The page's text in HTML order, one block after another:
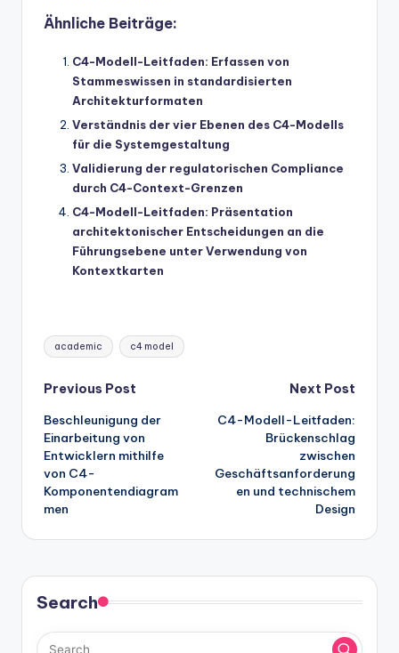
Ähnliche Beiträge:
C4-Modell-Leitfaden: Erfassen von
Stammeswissen in standardisierten
Architekturformaten
Verständnis der vier Ebenen des C4-Modells
für die Systemgestaltung
Validierung der regulatorischen Compliance
durch C4-Context-Grenzen
C4-Modell-Leitfaden: Präsentation
architektonischer Entscheidungen an die
Führungsebene unter Verwendung von
Kontextkarten
Tags:
academic c4 model
Post
navigation
Previous Post
Beschleunigung der
Einarbeitung von
Entwicklern mithilfe
von C4-
Komponentendiagram
men
Next Post
C4-Modell-Leitfaden:
Brückenschlag
zwischen
Geschäftsanforderung
en und technischem
Design
Search